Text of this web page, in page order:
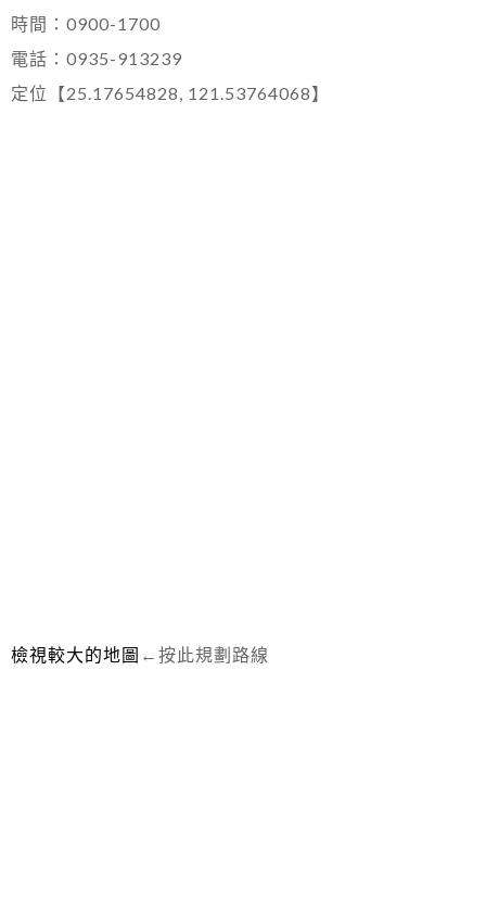
時間：0900-1700
電話：0935-913239
定位【25.17654828, 121.53764068】
檢視較大的地圖 ←按此規劃路線